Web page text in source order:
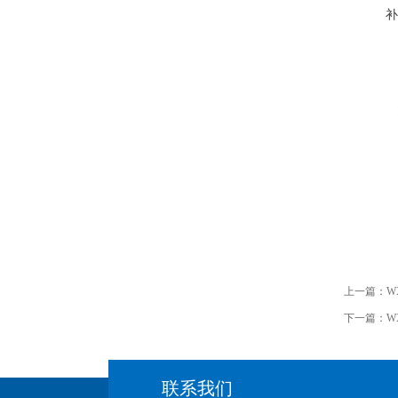
上一篇：
下一篇：
联系我们